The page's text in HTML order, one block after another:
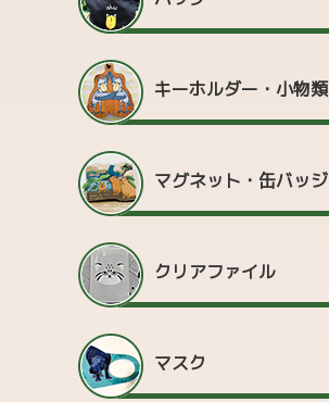
キーホルダー・小物類
マグネット・缶バッジ
クリアファイル
マスク